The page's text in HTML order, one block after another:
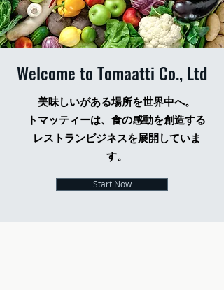
Welcome to Tomaatti Co., Ltd
美味しいがある場所を世界中へ。
トマッティーは、食の感動を創造する
レストランビジネスを展開していま
す。
Start Now